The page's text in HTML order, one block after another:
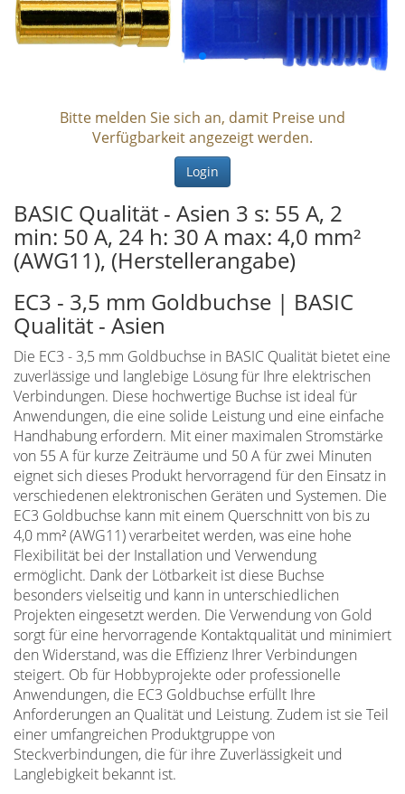
Bitte melden Sie sich an, damit Preise und
Verfügbarkeit angezeigt werden.
Login
BASIC Qualität - Asien 3 s: 55 A, 2
min: 50 A, 24 h: 30 A max: 4,0 mm²
(AWG11), (Herstellerangabe)
EC3 - 3,5 mm Goldbuchse | BASIC
Qualität - Asien
Die EC3 - 3,5 mm Goldbuchse in BASIC Qualität bietet eine
zuverlässige und langlebige Lösung für Ihre elektrischen
Verbindungen. Diese hochwertige Buchse ist ideal für
Anwendungen, die eine solide Leistung und eine einfache
Handhabung erfordern. Mit einer maximalen Stromstärke
von 55 A für kurze Zeiträume und 50 A für zwei Minuten
eignet sich dieses Produkt hervorragend für den Einsatz in
verschiedenen elektronischen Geräten und Systemen. Die
EC3 Goldbuchse kann mit einem Querschnitt von bis zu
4,0 mm² (AWG11) verarbeitet werden, was eine hohe
Flexibilität bei der Installation und Verwendung
ermöglicht. Dank der Lötbarkeit ist diese Buchse
besonders vielseitig und kann in unterschiedlichen
Projekten eingesetzt werden. Die Verwendung von Gold
sorgt für eine hervorragende Kontaktqualität und minimiert
den Widerstand, was die Effizienz Ihrer Verbindungen
steigert. Ob für Hobbyprojekte oder professionelle
Anwendungen, die EC3 Goldbuchse erfüllt Ihre
Anforderungen an Qualität und Leistung. Zudem ist sie Teil
einer umfangreichen Produktgruppe von
Steckverbindungen, die für ihre Zuverlässigkeit und
Langlebigkeit bekannt ist.